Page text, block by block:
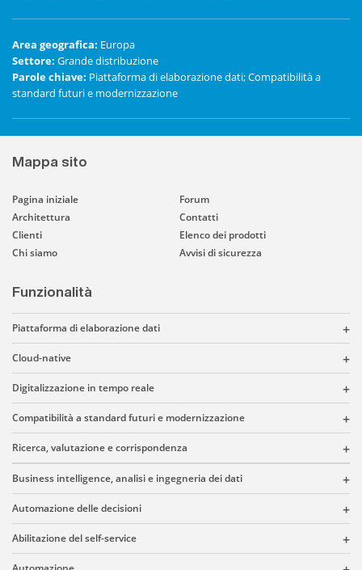
Area geografica: Europa
Settore: Grande distribuzione
Parole chiave: Piattaforma di elaborazione dati; Compatibilità a
standard futuri e modernizzazione
Mappa sito
Pagina iniziale
Architettura
Clienti
Chi siamo
Forum
Contatti
Elenco dei prodotti
Avvisi di sicurezza
Funzionalità
Piattaforma di elaborazione dati
Cloud-native
Digitalizzazione in tempo reale
Compatibilità a standard futuri e modernizzazione
Ricerca, valutazione e corrispondenza
Business intelligence, analisi e ingegneria dei dati
Automazione delle decisioni
Abilitazione del self-service